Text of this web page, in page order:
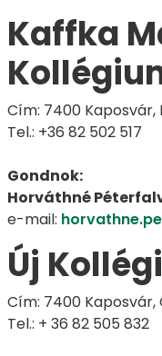
Kaffka
Cím: 7400 Kaposvár,
Tel.: +36 82 502 517
Gondnok:
Horváthné
e-mail:
Új
Cím: 7400 Kaposvár,
Tel.: + 36 82 505 832